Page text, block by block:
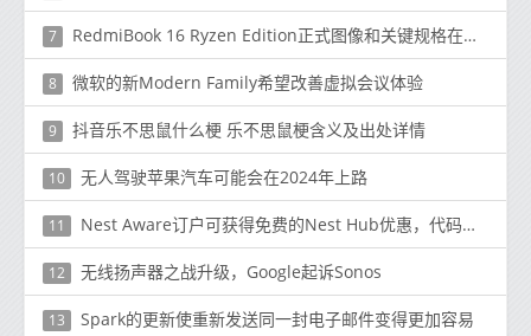
7 RedmiBook 16 Ryzen Edition正式图像和关键规格在发布前就已发布
8 微软的新Modern Family希望改善虚拟会议体验
9 抖音乐不思鼠什么梗 乐不思鼠梗含义及出处详情
10 无人驾驶苹果汽车可能会在2024年上路
11 Nest Aware订户可获得免费的Nest Hub优惠，代码终于可以使用
12 无线扬声器之战升级，Google起诉Sonos
13 Spark的更新使重新发送同一封电子邮件变得更加容易